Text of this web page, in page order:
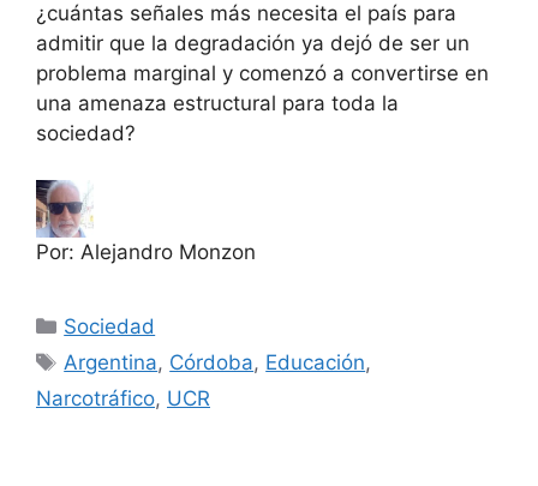
¿cuántas señales más necesita el país para
admitir que la degradación ya dejó de ser un
problema marginal y comenzó a convertirse en
una amenaza estructural para toda la
sociedad?
Por: Alejandro Monzon
Categorías
Sociedad
Etiquetas
Argentina, Córdoba, Educación,
Narcotráfico, UCR